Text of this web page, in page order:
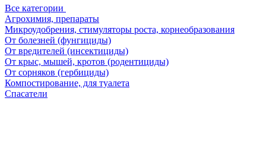
Все категории
Агрохимия, препараты
Микроудобрения, стимуляторы роста, корнеобразования
От болезней (фунгициды)
От вредителей (инсектициды)
От крыс, мышей, кротов (родентициды)
От сорняков (гербициды)
Компостирование, для туалета
Спасатели